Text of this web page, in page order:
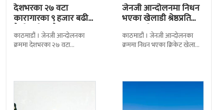
देशभरका २७ वटा
कारागारका ९ हजार बढी
कैदीबन्दी अझै फरार
काठमाडौं । जेनजी आन्दोलनका
क्रममा देशभरका २७ वटा
जेनजी आन्दोलनमा निधन
भएका खेलाडी श्रेष्ठप्रति
श्रद्धाञ्जली
काठमाडौं । जेनजी आन्दोलनका
क्रममा निधन भएका क्रिकेट खेलाडी